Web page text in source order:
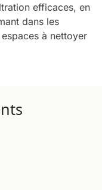
efficaces, en
dans les
à nettoyer